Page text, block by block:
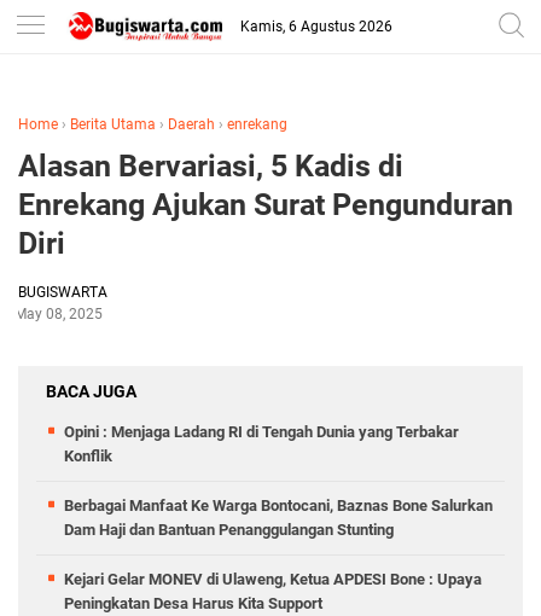
-->
Kamis, 6 Agustus 2026
Home › Berita Utama › Daerah › enrekang
Alasan Bervariasi, 5 Kadis di
Enrekang Ajukan Surat Pengunduran
Diri
BUGISWARTA
May 08, 2025
BACA JUGA
Opini : Menjaga Ladang RI di Tengah Dunia yang Terbakar
Konflik
Berbagai Manfaat Ke Warga Bontocani, Baznas Bone Salurkan
Dam Haji dan Bantuan Penanggulangan Stunting
Kejari Gelar MONEV di Ulaweng, Ketua APDESI Bone : Upaya
Peningkatan Desa Harus Kita Support